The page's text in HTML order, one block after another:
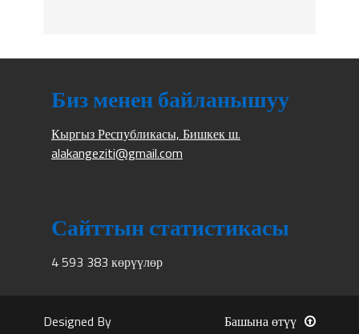
Биз менен байланышуу
Кыргыз Республикасы, Бишкек ш.
alakangeziti@gmail.com
Сайттын статистикасы
4 593 383 көрүүлөр
Designed By
Башына өтүү